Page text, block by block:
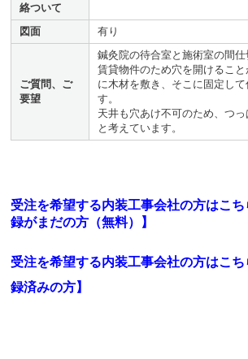
絡ついて
図面 有り
ご質問、ご
要望
鍼灸院の待合室と施術室の間仕
賃貸物件のため穴を開けるこ
に木材を敷き、そこに固定し
す。
天井も穴あけ不可のため、つ
と考えています。
受注を希望する内装工事会社の方はこ
録がまだの方（無料）】
受注を希望する内装工事会社の方はこち
録済みの方】